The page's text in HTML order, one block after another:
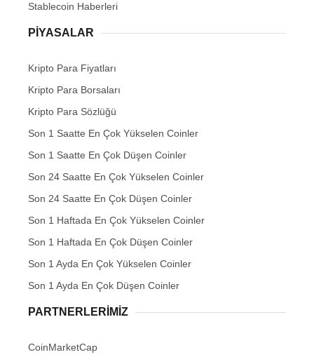
Stablecoin Haberleri
PIYASALAR
Kripto Para Fiyatları
Kripto Para Borsaları
Kripto Para Sözlüğü
Son 1 Saatte En Çok Yükselen Coinler
Son 1 Saatte En Çok Düşen Coinler
Son 24 Saatte En Çok Yükselen Coinler
Son 24 Saatte En Çok Düşen Coinler
Son 1 Haftada En Çok Yükselen Coinler
Son 1 Haftada En Çok Düşen Coinler
Son 1 Ayda En Çok Yükselen Coinler
Son 1 Ayda En Çok Düşen Coinler
PARTNERLERIMIZ
CoinMarketCap